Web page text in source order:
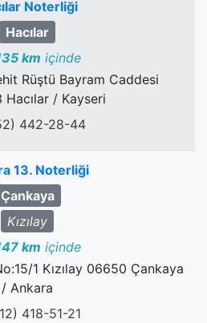
Noterliği
Hacılar
km içinde
Rüştü Bayram Caddesi
Hacılar / Kayseri
442-28-44
13. Noterliği
Çankaya
Kızılay
km içinde
1 Kızılay 06650 Çankaya
/ Ankara
418-51-21